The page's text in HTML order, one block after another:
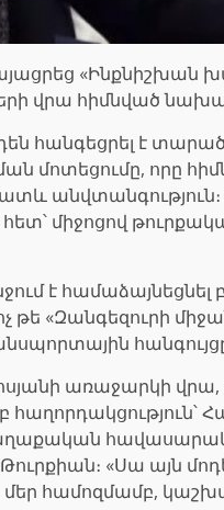
«Ինքնիշխան
վրա հիմնված
հանգեցրել է
որը
միջոցով
է
թե «Զանգեզուրի
առաջարկի
«Սա այն
մեր համոզմամբ,